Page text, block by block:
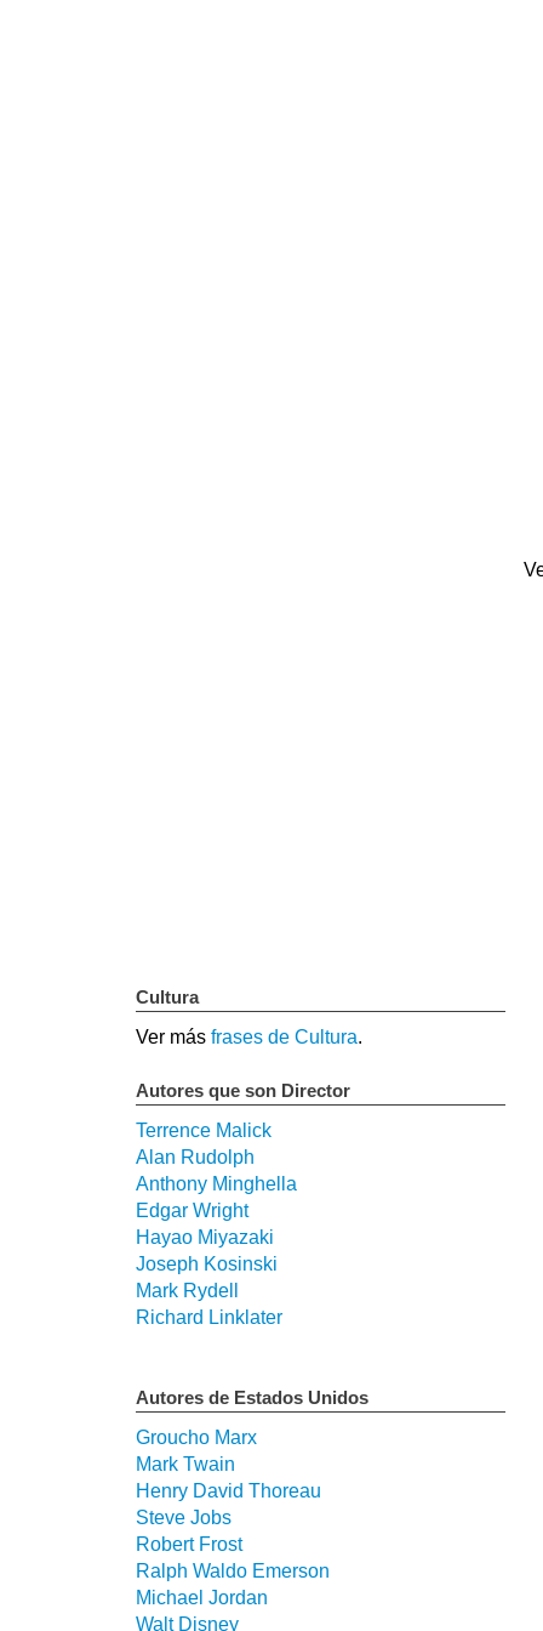
Cultura
Ver más frases de Cultura.
Autores que son Director
Terrence Malick
Alan Rudolph
Anthony Minghella
Edgar Wright
Hayao Miyazaki
Joseph Kosinski
Mark Rydell
Richard Linklater
Autores de Estados Unidos
Groucho Marx
Mark Twain
Henry David Thoreau
Steve Jobs
Robert Frost
Ralph Waldo Emerson
Michael Jordan
Walt Disney